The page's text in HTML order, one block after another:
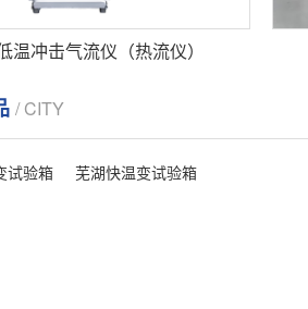
温冲击气流仪（热流仪）
/ CITY
试验箱 芜湖快温变试验箱